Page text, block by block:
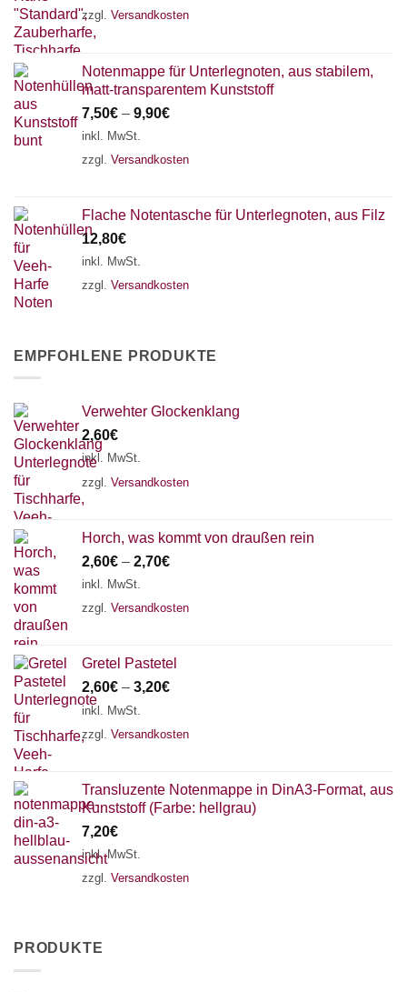
zzgl. Versandkosten
Notenmappe für Unterlegnoten, aus stabilem,
matt-transparentem Kunststoff
7,50€ – 9,90€
inkl. MwSt.
zzgl. Versandkosten
Flache Notentasche für Unterlegnoten, aus Filz
12,80€
inkl. MwSt.
zzgl. Versandkosten
EMPFOHLENE PRODUKTE
Verwehter Glockenklang
2,60€
inkl. MwSt.
zzgl. Versandkosten
Horch, was kommt von draußen rein
2,60€ – 2,70€
inkl. MwSt.
zzgl. Versandkosten
Gretel Pastetel
2,60€ – 3,20€
inkl. MwSt.
zzgl. Versandkosten
Transluzente Notenmappe in DinA3-Format, aus
Kunststoff (Farbe: hellgrau)
7,20€
inkl. MwSt.
zzgl. Versandkosten
PRODUKTE